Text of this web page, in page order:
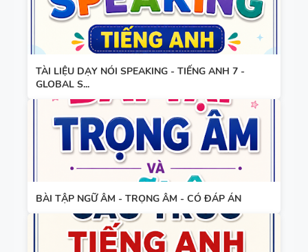
HỢP NĂNG
LỰC SỐ -
CẢ NĂM
TIẾNG ANH
TÀI LIỆU DẠY NÓI SPEAKING - TIẾNG ANH 7 -
GLOBAL S...
BÀI TẬP NGỮ ÂM - TRỌNG ÂM - CÓ ĐÁP ÁN